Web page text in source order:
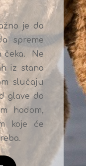
je da
spreme
čeka. Ne
iz stana
slučaju
glave do
hodom,
koje će